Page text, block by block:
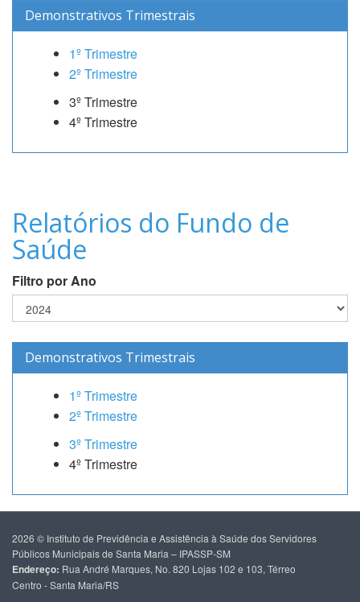
Demonstrativos Trimestrais
1º Trimestre
2º Trimestre
3º Trimestre
4º Trimestre
Relatórios do Fundo de
Saúde
Filtro por Ano
Demonstrativos Trimestrais
1º Trimestre
2º Trimestre
3º Trimestre
4º Trimestre
2026 © Instituto de Previdência e Assistência à Saúde dos Servidores
Públicos Municipais de Santa Maria – IPASSP-SM
Endereço: Rua André Marques, No. 820 Lojas 102 e 103, Térreo
Centro - Santa Maria/RS